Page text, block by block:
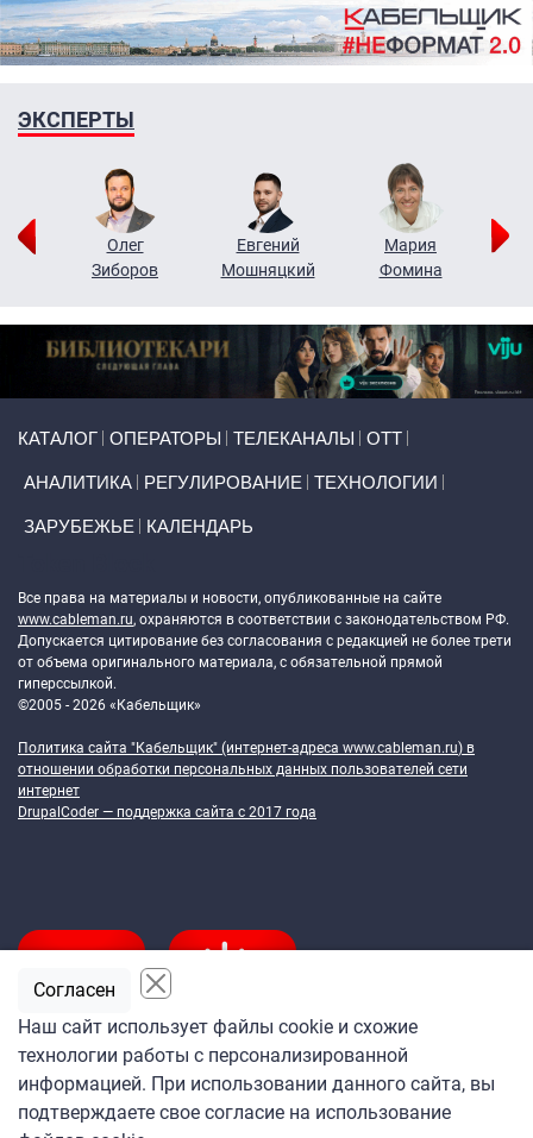
ЭКСПЕРТЫ
Олег
Зиборов
Евгений
Мошняцкий
Мария
Фомина
КАТАЛОГ ОПЕРАТОРЫ ТЕЛЕКАНАЛЫ ОТТ
АНАЛИТИКА РЕГУЛИРОВАНИЕ ТЕХНОЛОГИИ
ЗАРУБЕЖЬЕ КАЛЕНДАРЬ
Все права на материалы и новости, опубликованные на сайте
www.cableman.ru, охраняются в соответствии с законодательством РФ.
Допускается цитирование без согласования с редакцией не более трети
от объема оригинального материала, с обязательной прямой
гиперссылкой.
©2005 - 2026 «Кабельщик»
Политика сайта "Кабельщик" (интернет-адреса www.cableman.ru) в
отношении обработки персональных данных пользователей сети
интернет
DrupalCoder — поддержка сайта c 2017 года
Подпишитесь
на ежедневную рассылку
«Кабельщика»
Наш сайт использует файлы cookie и схожие
технологии работы с персонализированной
информацией. При использовании данного сайта, вы
подтверждаете свое согласие на использование
Согласен